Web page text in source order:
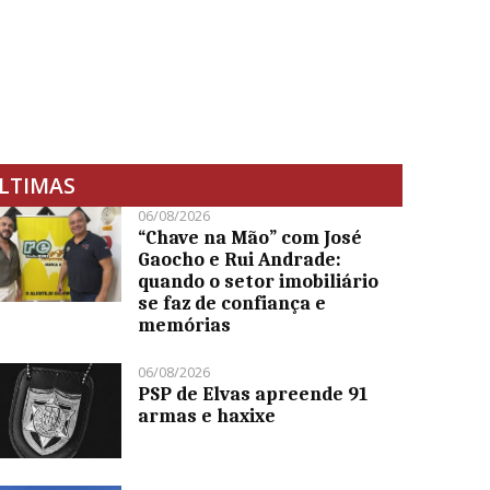
06/08/2026
“Chave na Mão” com José
Gaocho e Rui Andrade:
quando o setor imobiliário
se faz de confiança e
memórias
06/08/2026
PSP de Elvas apreende 91
armas e haxixe